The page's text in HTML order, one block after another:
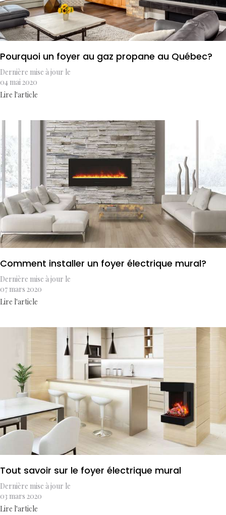
Pourquoi un foyer au gaz propane au Québec?
Dernière mise à jour le
04 mai 2020
Lire l'article
Comment installer un foyer électrique mural?
Dernière mise à jour le
07 mars 2020
Lire l'article
Tout savoir sur le foyer électrique mural
Dernière mise à jour le
03 mars 2020
Lire l'article